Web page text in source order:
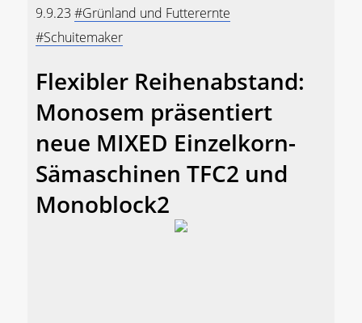
9.9.23 #Grünland und Futterernte
#Schuitemaker
Flexibler Reihenabstand:
Monosem präsentiert
neue MIXED Einzelkorn-
Sämaschinen TFC2 und
Monoblock2